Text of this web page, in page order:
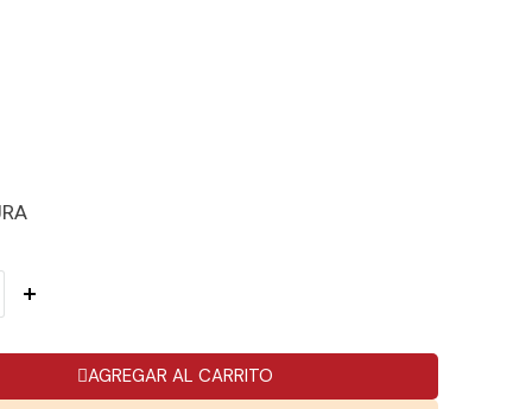
AGREGAR AL CARRITO